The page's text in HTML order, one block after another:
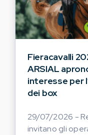
Fieracavalli
ARSIAL
interesse per
dei box
29/07/2026 -
invitano gli